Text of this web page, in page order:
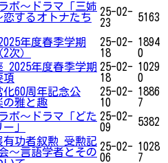
ボ～ドラマ「三姉
するオトナたち
25-02-
23
5163
年度春季学期
次）
25-02-
18
1894
0
2025年度春季学期
項
25-02-
18
1029
0
60周年記念公
の雅と趣
25-02-
10
1886
7
ボ～ドラマ「どた
」
25-02-
09
5382
有功者叙勲 受勲記
〜言語学者とその 25-02-
06
1028
7